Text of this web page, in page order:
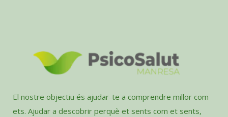
El nostre objectiu és ajudar-te a comprendre millor com
ets. Ajudar a descobrir perquè et sents com et sents,